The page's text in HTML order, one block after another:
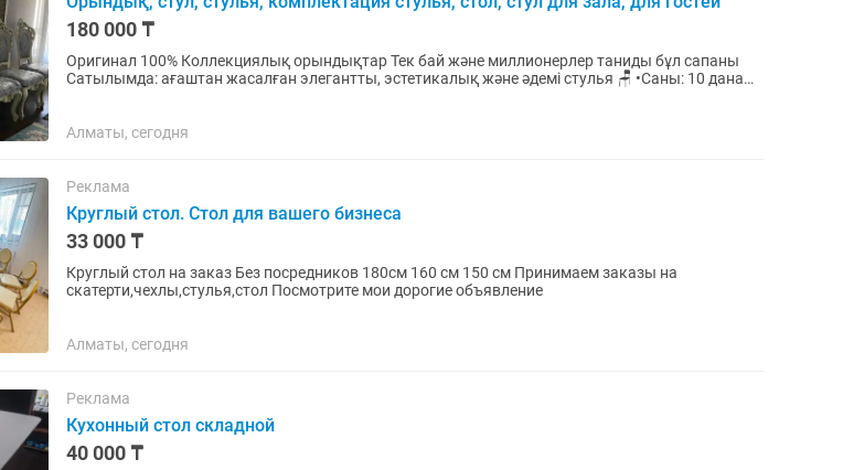
180 000 ₸
Оригинал 100% Коллекциялық орындықтар Тек бай және миллионерлер таниды бұл сапаны
Сатылымда: ағаштан жасалған элегантты, эстетикалық және әдемі стулья 🪑 •Саны: 10 дана
Алматы, сегодня
Реклама
Круглый стол. Стол для вашего бизнеса
33 000 ₸
Круглый стол на заказ Без посредников 180см 160 см 150 см Принимаем заказы на
скатерти,чехлы,стулья,стол Посмотрите мои дорогие объявление
Алматы, сегодня
Реклама
Кухонный стол складной
40 000 ₸